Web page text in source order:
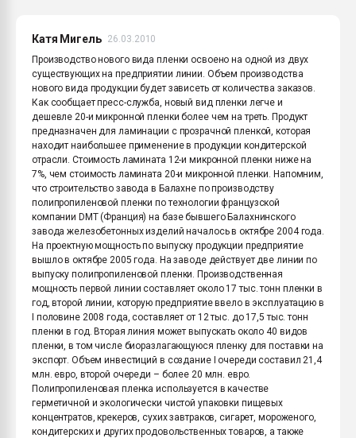
Катя Мигель
26.03.2010
Производство нового вида пленки освоено на одной из двух
существующих на предприятии линии. Объем производства
нового вида продукции будет зависеть от количества заказов.
Как сообщает пресс-служба, новый вид пленки легче и
дешевле 20-и микронной пленки более чем на треть. Продукт
предназначен для ламинации с прозрачной пленкой, которая
находит наибольшее применение в продукции кондитерской
отрасли. Стоимость ламината 12-и микронной пленки ниже на
7%, чем стоимость ламината 20-и микронной пленки. Напомним,
что строительство завода в Балахне по производству
полипропиленовой пленки по технологии французской
компании DMT (Франция) на базе бывшего Балахнинского
завода железобетонных изделий началось в октябре 2004 года.
На проектную мощность по выпуску продукции предприятие
вышло в октябре 2005 года. На заводе действует две линии по
выпуску полипропиленовой пленки. Производственная
мощность первой линии составляет около 17 тыс. тонн пленки в
год, второй линии, которую предприятие ввело в эксплуатацию в
I половине 2008 года, составляет от 12 тыс. до 17,5 тыс. тонн
пленки в год. Вторая линия может выпускать около 40 видов
пленки, в том числе биоразлагающуюся пленку для поставки на
экспорт. Объем инвестиций в создание I очереди составил 21,4
млн. евро, второй очереди – более 20 млн. евро.
Полипропиленовая пленка используется в качестве
герметичной и экологически чистой упаковки пищевых
концентратов, крекеров, сухих завтраков, сигарет, мороженого,
кондитерских и других продовольственных товаров, а также